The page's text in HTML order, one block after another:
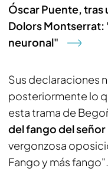
Óscar Puente, tras
Dolors
neuronal"
Sus declaraciones
posteriormente lo
esta trama de
del fango del señor
vergonzosa
Fango y más fango".